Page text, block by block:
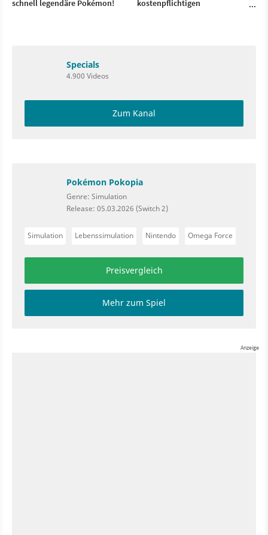
schnell legendäre Pokémon!
kostenpflichtigen
Specials
4.900 Videos
Zum Kanal
Pokémon Pokopia
Genre: Simulation
Release: 05.03.2026 (Switch 2)
Simulation Lebenssimulation Nintendo Omega Force
Preisvergleich
Mehr zum Spiel